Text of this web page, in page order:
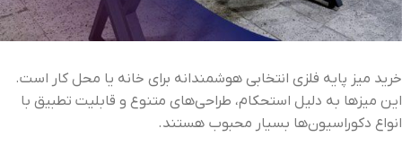
خرید میز پایه فلزی انتخابی هوشمندانه برای خانه یا محل کار است.
این میزها به دلیل استحکام، طراحی‌های متنوع و قابلیت تطبیق با
انواع دکوراسیون‌ها بسیار محبوب هستند.